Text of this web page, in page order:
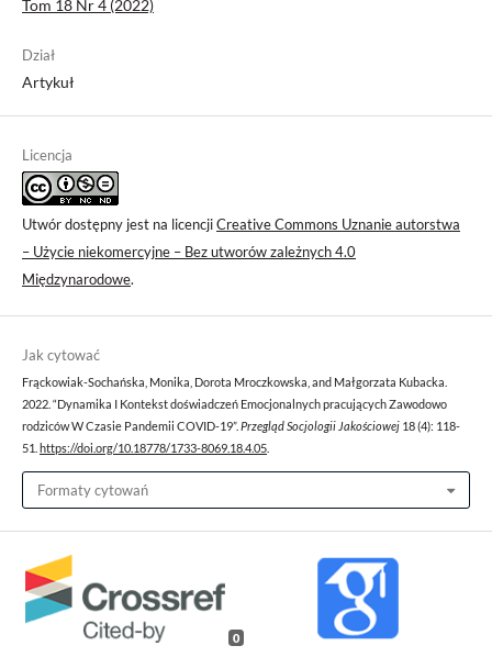
Tom 18 Nr 4 (2022)
Dział
Artykuł
Licencja
Utwór dostępny jest na licencjiCreative Commons Uznanie autorstwa
– Użycie niekomercyjne – Bez utworów zależnych 4.0
Międzynarodowe.
Jak cytować
Frąckowiak-Sochańska, Monika, Dorota Mroczkowska, and Małgorzata Kubacka.
2022. “Dynamika I Kontekst doświadczeń Emocjonalnych pracujących Zawodowo
rodziców W Czasie Pandemii COVID-19”. Przegląd Socjologii Jakościowej 18 (4): 118-
51. https://doi.org/10.18778/1733-8069.18.4.05
Formaty cytowań
0